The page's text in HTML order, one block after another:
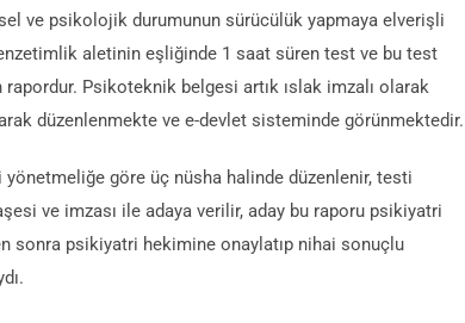
ve psikolojik durumunun sürücülük yapmaya elverişli
aletinin eşliğinde 1 saat süren test ve bu test
Psikoteknik belgesi artık ıslak imzalı olarak
düzenlenmekte ve e-devlet sisteminde görünmektedir.
göre üç nüsha halinde düzenlenir, testi
ve imzası ile adaya verilir, aday bu raporu psikiyatri
sonra psikiyatri hekimine onaylatıp nihai sonuçlu